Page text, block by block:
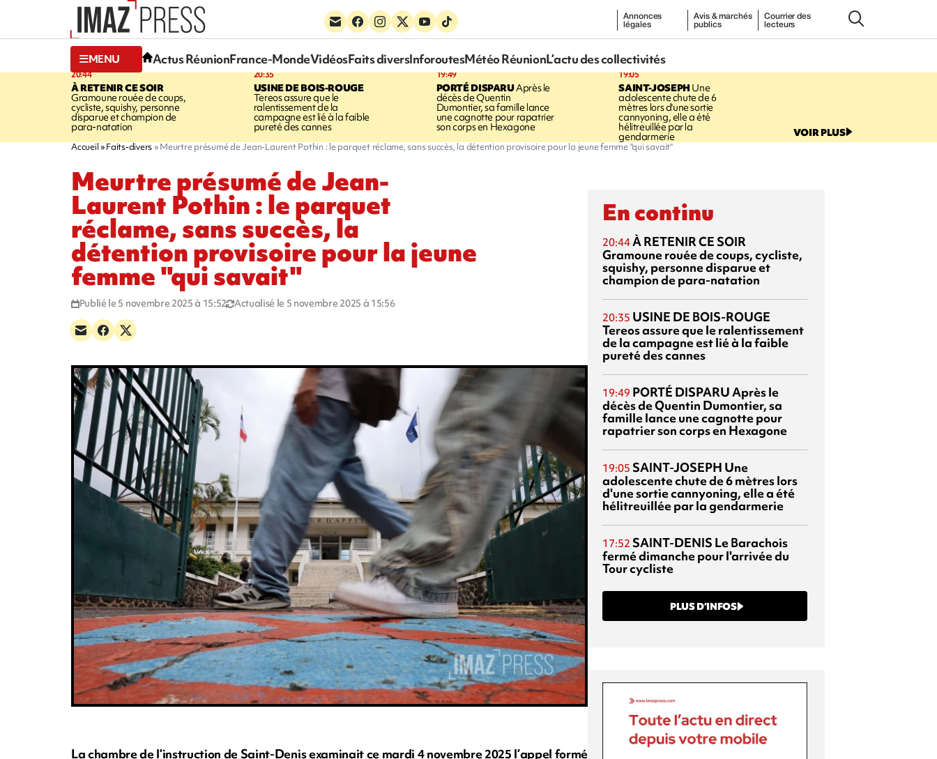
Annonces
légales
Avis & marchés
publics
Courrier des
lecteurs
MENU Actus RéunionFrance-MondeVidéosFaits diversInforoutesMétéo RéunionL’actu des collectivités
20:44
À RETENIR CE SOIR
Gramoune rouée de coups,
cycliste, squishy, personne
disparue et champion de
para-natation
20:35
USINE DE BOIS-ROUGE
Tereos assure que le
ralentissement de la
campagne est lié à la faible
pureté des cannes
19:49
PORTÉ DISPARUAprès le
décès de Quentin
Dumontier, sa famille lance
une cagnotte pour rapatrier
son corps en Hexagone
19:05
SAINT-JOSEPHUne
adolescente chute de 6
mètres lors d'une sortie
cannyoning, elle a été
hélitreuillée par la
gendarmerie VOIR PLUS
Accueil Faits-divers Meurtre présumé de Jean-Laurent Pothin : le parquet réclame, sans succès, la détention provisoire pour la jeune femme "qui savait"
Meurtre présumé de Jean-
Laurent Pothin : le parquet
réclame, sans succès, la
détention provisoire pour la jeune
femme "qui savait"
Publié le 5 novembre 2025 à 15:52 Actualisé le 5 novembre 2025 à 15:56
La chambre de l’instruction de Saint-Denis examinait ce mardi 4 novembre 2025 l’appel formé
En continu
20:44À RETENIR CE SOIR
Gramoune rouée de coups, cycliste,
squishy, personne disparue et
champion de para-natation
20:35 USINE DE BOIS-ROUGE
Tereos assure que le ralentissement
de la campagne est lié à la faible
pureté des cannes
19:49 PORTÉ DISPARUAprès le
décès de Quentin Dumontier, sa
famille lance une cagnotte pour
rapatrier son corps en Hexagone
19:05 SAINT-JOSEPH Une
adolescente chute de 6 mètres lors
d'une sortie cannyoning, elle a été
hélitreuillée par la gendarmerie
17:52 SAINT-DENIS Le Barachois
fermé dimanche pour l'arrivée du
Tour cycliste
PLUS D’INFOS